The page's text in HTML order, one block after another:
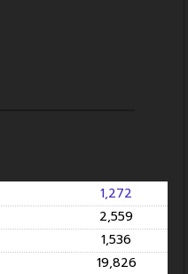
1,272
2,559
1,536
19,826